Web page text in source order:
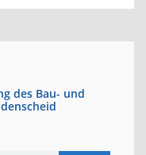
des Bau- und